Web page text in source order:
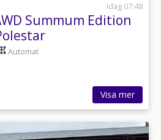
Idag 07:48
Summum Edition
Automat
Visa mer